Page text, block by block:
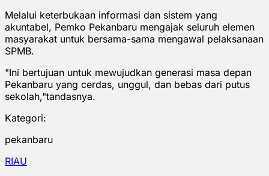
Melalui keterbukaan informasi dan sistem yang
akuntabel, Pemko Pekanbaru mengajak seluruh elemen
masyarakat untuk bersama-sama mengawal pelaksanaan
SPMB.
"Ini bertujuan untuk mewujudkan generasi masa depan
Pekanbaru yang cerdas, unggul, dan bebas dari putus
sekolah,"tandasnya.
Kategori:
pekanbaru
RIAU